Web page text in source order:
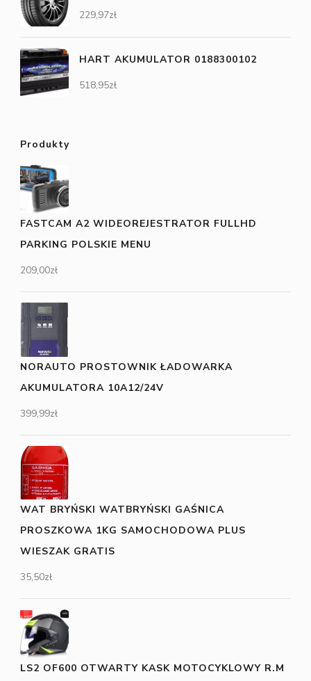
229,97zł
HART AKUMULATOR 0188300102
518,95zł
Produkty
FASTCAM A2 WIDEOREJESTRATOR FULLHD
PARKING POLSKIE MENU
209,00zł
NORAUTO PROSTOWNIK ŁADOWARKA
AKUMULATORA 10A12/24V
399,99zł
WAT BRYŃSKI WATBRYŃSKI GAŚNICA
PROSZKOWA 1KG SAMOCHODOWA PLUS
WIESZAK GRATIS
35,50zł
LS2 OF600 OTWARTY KASK MOTOCYKLOWY R.M